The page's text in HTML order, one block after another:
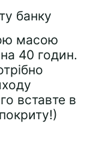
масою
40 годин.
вставте в